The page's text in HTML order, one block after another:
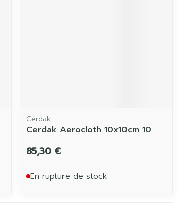
Cerdak
Cerdak Aerocloth 10x10cm 10
85,30 €
En rupture de stock